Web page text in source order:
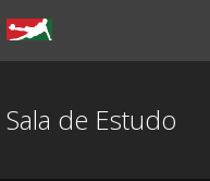
Sala de Estudo